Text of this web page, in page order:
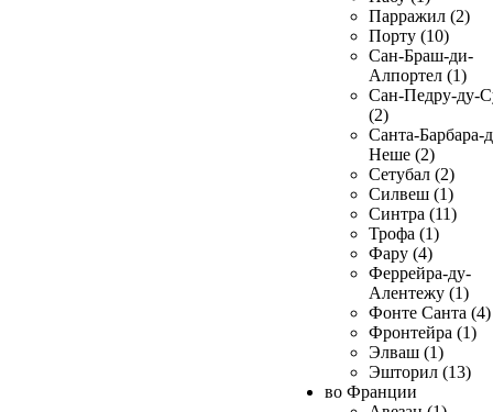
Парражил (2)
Порту (10)
Сан-Браш-ди-
Алпортел (1)
Сан-Педру-ду-
(2)
Санта-Барбара-
Неше (2)
Сетубал (2)
Силвеш (1)
Синтра (11)
Трофа (1)
Фару (4)
Феррейра-ду-
Алентежу (1)
Фонте Санта (4)
Фронтейра (1)
Элваш (1)
Эшторил (13)
во Франции